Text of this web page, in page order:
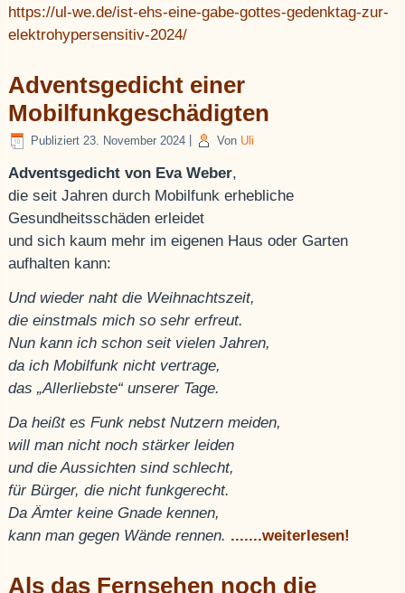
https://ul-we.de/ist-ehs-eine-gabe-gottes-gedenktag-zur-
elektrohypersensitiv-2024/
Adventsgedicht einer
Mobilfunkgeschädigten
Publiziert 23. November 2024 Von Uli
Adventsgedicht von Eva Weber,
die seit Jahren durch Mobilfunk erhebliche
Gesundheitsschäden erleidet
und sich kaum mehr im eigenen Haus oder Garten
aufhalten kann:
Und wieder naht die Weihnachtszeit,
die einstmals mich so sehr erfreut.
Nun kann ich schon seit vielen Jahren,
da ich Mobilfunk nicht vertrage,
das „Allerliebste“ unserer Tage.
Da heißt es Funk nebst Nutzern meiden,
will man nicht noch stärker leiden
und die Aussichten sind schlecht,
für Bürger, die nicht funkgerecht.
Da Ämter keine Gnade kennen,
kann man gegen Wände rennen. .......weiterlesen!
Als das Fernsehen noch die